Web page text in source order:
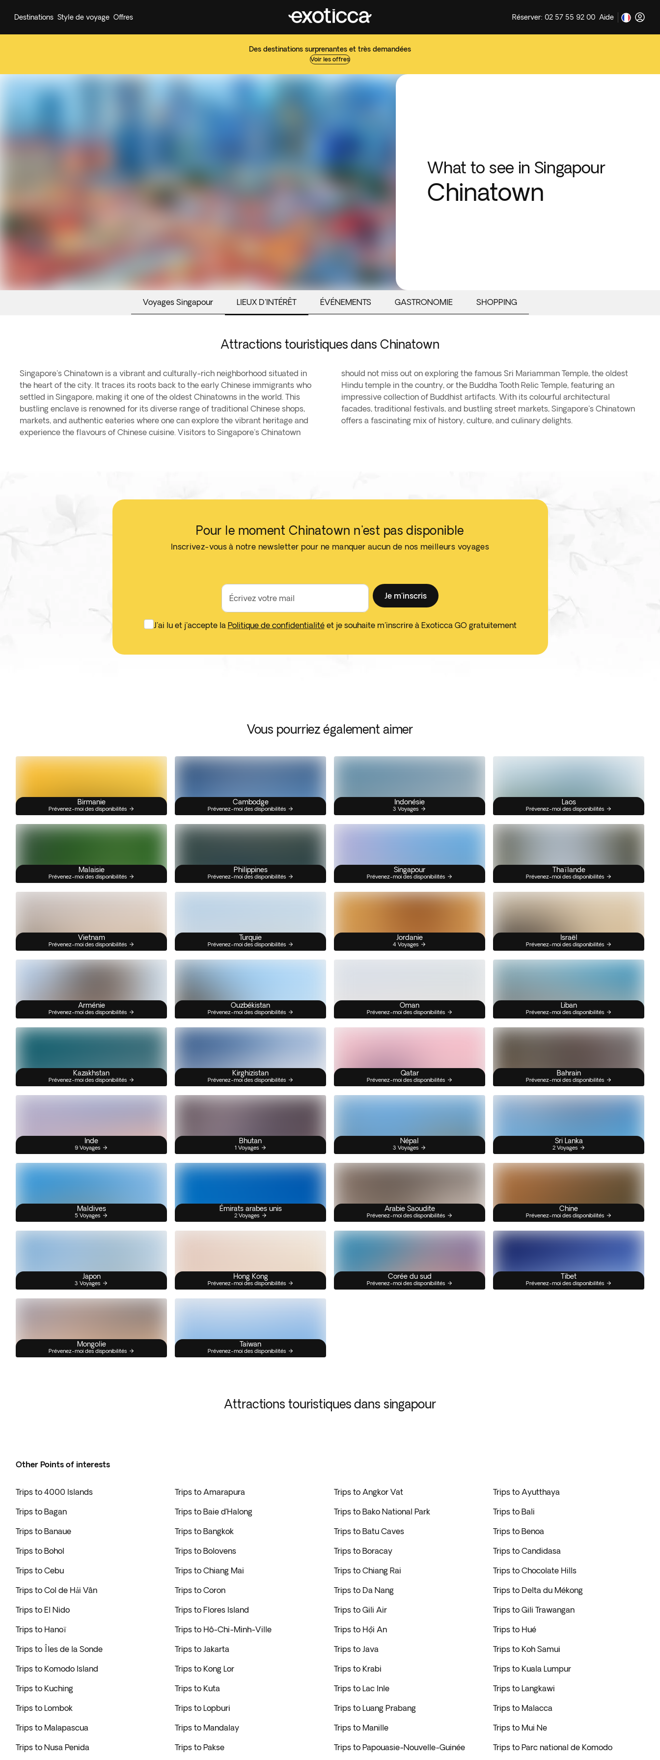
Des destinations surprenantes et très demandées
Voir les offres
Destinations Style de voyage Offres Réserver: 02 57 55 92 00 Aide
What to see in Singapour
Chinatown
Voyages Singapour LIEUX D'INTÉRÊT ÉVÉNEMENTS GASTRONOMIE SHOPPING
Attractions touristiques dans Chinatown
Singapore's Chinatown is a vibrant and culturally-rich neighborhood situated in
the heart of the city. It traces its roots back to the early Chinese immigrants who
settled in Singapore, making it one of the oldest Chinatowns in the world. This
bustling enclave is renowned for its diverse range of traditional Chinese shops,
markets, and authentic eateries where one can explore the vibrant heritage and
experience the flavours of Chinese cuisine. Visitors to Singapore's Chinatown
should not miss out on exploring the famous Sri Mariamman Temple, the oldest
Hindu temple in the country, or the Buddha Tooth Relic Temple, featuring an
impressive collection of Buddhist artifacts. With its colourful architectural
facades, traditional festivals, and bustling street markets, Singapore's Chinatown
offers a fascinating mix of history, culture, and culinary delights.
Pour le moment Chinatown n'est pas disponible
Inscrivez-vous à notre newsletter pour ne manquer aucun de nos meilleurs voyages
Écrivez votre mail Je m'inscris
J'ai lu et j'accepte la Politique de confidentialitéet je souhaite m'inscrire à Exoticca GO gratuitement
Vous pourriez également aimer
Birmanie
Prévenez-moi des disponibilités
Cambodge
Prévenez-moi des disponibilités
Indonésie
3 Voyages
Laos
Prévenez-moi des disponibilités
Malaisie
Prévenez-moi des disponibilités
Philippines
Prévenez-moi des disponibilités
Singapour
Prévenez-moi des disponibilités
Thaïlande
Prévenez-moi des disponibilités
Vietnam
Prévenez-moi des disponibilités
Turquie
Prévenez-moi des disponibilités
Jordanie
4 Voyages
Israël
Prévenez-moi des disponibilités
Arménie
Prévenez-moi des disponibilités
Ouzbékistan
Prévenez-moi des disponibilités
Oman
Prévenez-moi des disponibilités
Liban
Prévenez-moi des disponibilités
Kazakhstan
Prévenez-moi des disponibilités
Kirghizistan
Prévenez-moi des disponibilités
Qatar
Prévenez-moi des disponibilités
Bahrain
Prévenez-moi des disponibilités
Inde
9 Voyages
Bhutan
1 Voyages
Népal
3 Voyages
Sri Lanka
2 Voyages
Maldives
5 Voyages
Émirats arabes unis
2 Voyages
Arabie Saoudite
Prévenez-moi des disponibilités
Chine
Prévenez-moi des disponibilités
Japon
3 Voyages
Hong Kong
Prévenez-moi des disponibilités
Corée du sud
Prévenez-moi des disponibilités
Tibet
Prévenez-moi des disponibilités
Mongolie
Prévenez-moi des disponibilités
Taiwan
Prévenez-moi des disponibilités
Attractions touristiques dans singapour
Other Points of interests
Trips to 4000 Islands Trips to Amarapura Trips to Angkor Vat Trips to Ayutthaya
Trips to Bagan Trips to Baie d’Halong Trips to Bako National Park Trips to Bali
Trips to Banaue Trips to Bangkok Trips to Batu Caves Trips to Benoa
Trips to Bohol Trips to Bolovens Trips to Boracay Trips to Candidasa
Trips to Cebu Trips to Chiang Mai Trips to Chiang Rai Trips to Chocolate Hills
Trips to Col de Hải Vân Trips to Coron Trips to Da Nang Trips to Delta du Mékong
Trips to El Nido Trips to Flores Island Trips to Gili Air Trips to Gili Trawangan
Trips to Hanoï Trips to Hô-Chi-Minh-Ville Trips to Hội An Trips to Hué
Trips to Îles de la Sonde Trips to Jakarta Trips to Java Trips to Koh Samui
Trips to Komodo Island Trips to Kong Lor Trips to Krabi Trips to Kuala Lumpur
Trips to Kuching Trips to Kuta Trips to Lac Inle Trips to Langkawi
Trips to Lombok Trips to Lopburi Trips to Luang Prabang Trips to Malacca
Trips to Malapascua Trips to Mandalay Trips to Manille Trips to Mui Ne
Trips to Nusa Penida Trips to Pakse Trips to Papouasie-Nouvelle-Guinée Trips to Parc national de Komodo